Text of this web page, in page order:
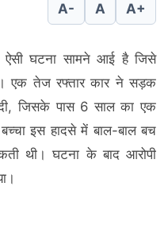
A- A A+
घटना सामने आई है जिसे
एक तेज रफ्तार कार ने सड़क
जिसके पास 6 साल का एक
इस हादसे में बाल-बाल बच
थी। घटना के बाद आरोपी